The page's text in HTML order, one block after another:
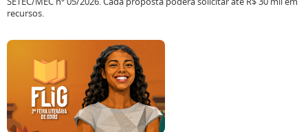
recursos.